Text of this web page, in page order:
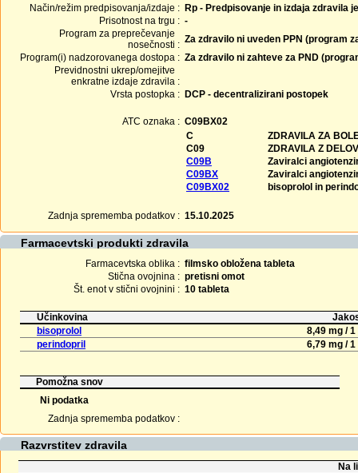
Način/režim predpisovanja/izdaje : Rp - Predpisovanje in izdaja zdravila
Prisotnost na trgu : -
Program za preprečevanje
nosečnosti : Za zdravilo ni uveden PPN (program
Program(i) nadzorovanega dostopa : Za zdravilo ni zahteve za PND
Previdnostni ukrep/omejitve
enkratne izdaje zdravila :
Vrsta postopka : DCP - decentralizirani postopek
ATC oznaka : C09BX02
C
ZDRAVILA ZA
C09
ZDRAVILA Z
C09B
Zaviralci
C09BX
Zaviralci
C09BX02
bisoprolol in
Zadnja sprememba podatkov : 15.10.2025
Farmacevtski produkti zdravila
Farmacevtska oblika : filmsko obložena tableta
Stična ovojnina : pretisni omot
Št. enot v stični ovojnini : 10 tableta
Učinkovina
bisoprolol
8,49 mg /
perindopril
6,79 mg /
Pomožna snov
Ni podatka
Zadnja sprememba podatkov :
Razvrstitev zdravila
Na